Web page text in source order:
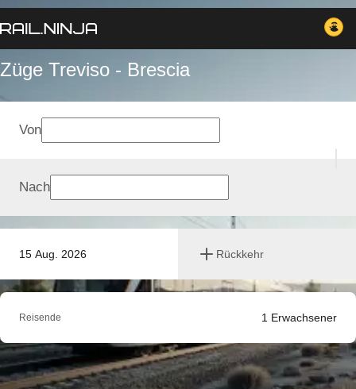
Züge Treviso - Brescia
15 Aug. 2026 Rückkehr
Von
Nach
Reisende 1 Erwachsener